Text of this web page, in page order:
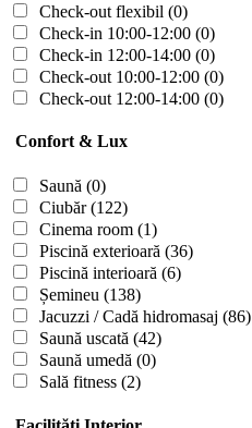
Check-out flexibil (0)
Check-in 10:00-12:00 (0)
Check-in 12:00-14:00 (0)
Check-out 10:00-12:00 (0)
Check-out 12:00-14:00 (0)
Confort & Lux
Saună (0)
Ciubăr(122)
Cinema room (1)
Piscină exterioară (36)
Piscină interioară (6)
Șemineu (138)
Jacuzzi / Cadă hidromasaj (86)
Saună uscată (42)
Saună umedă (0)
Sală fitness (2)